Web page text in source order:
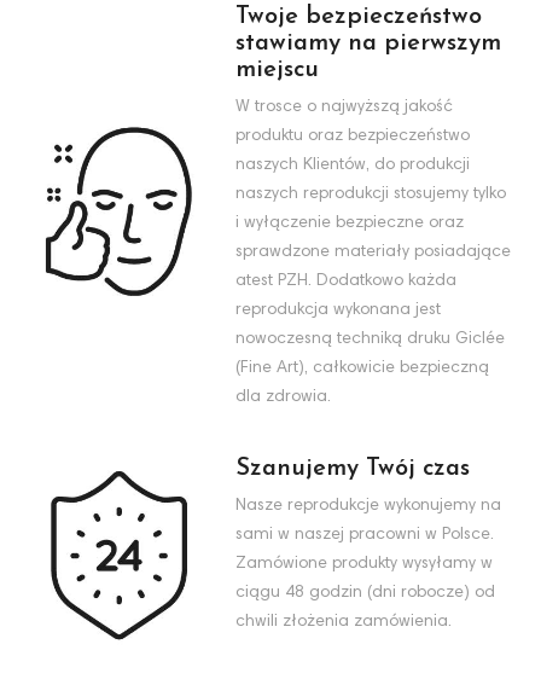
Twoje bezpieczeństwo
stawiamy na pierwszym
miejscu
W trosce o najwyższą jakość
produktu oraz bezpieczeństwo
naszych Klientów, do produkcji
naszych reprodukcji stosujemy tylko
i wyłączenie bezpieczne oraz
sprawdzone materiały posiadające
atest PZH. Dodatkowo każda
reprodukcja wykonana jest
nowoczesną techniką druku Giclée
(Fine Art), całkowicie bezpieczną
dla zdrowia.
Szanujemy Twój czas
Nasze reprodukcje wykonujemy na
sami w naszej pracowni w Polsce.
Zamówione produkty wysyłamy w
ciągu 48 godzin (dni robocze) od
chwili złożenia zamówienia.